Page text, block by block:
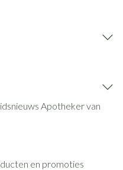
Apotheker van
en promoties